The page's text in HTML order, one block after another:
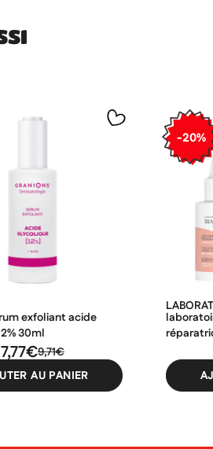
exfoliant acide
30ml
9,71€
7,77€
AU PANIER
-20%